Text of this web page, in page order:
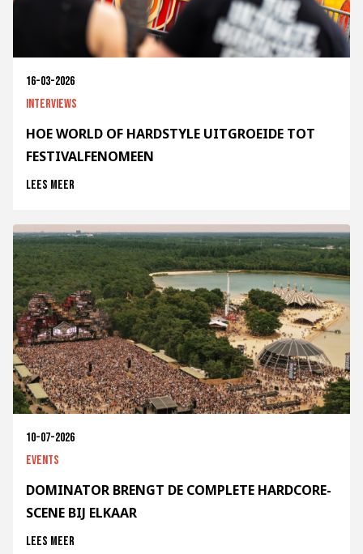
16-03-2026
Interviews
HOE WORLD OF HARDSTYLE UITGROEIDE TOT
FESTIVALFENOMEEN
Lees meer
10-07-2026
Events
DOMINATOR BRENGT DE COMPLETE HARDCORE-
SCENE BIJ ELKAAR
Lees meer